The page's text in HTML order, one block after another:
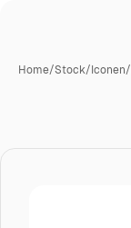
Home/Stock/Iconen/